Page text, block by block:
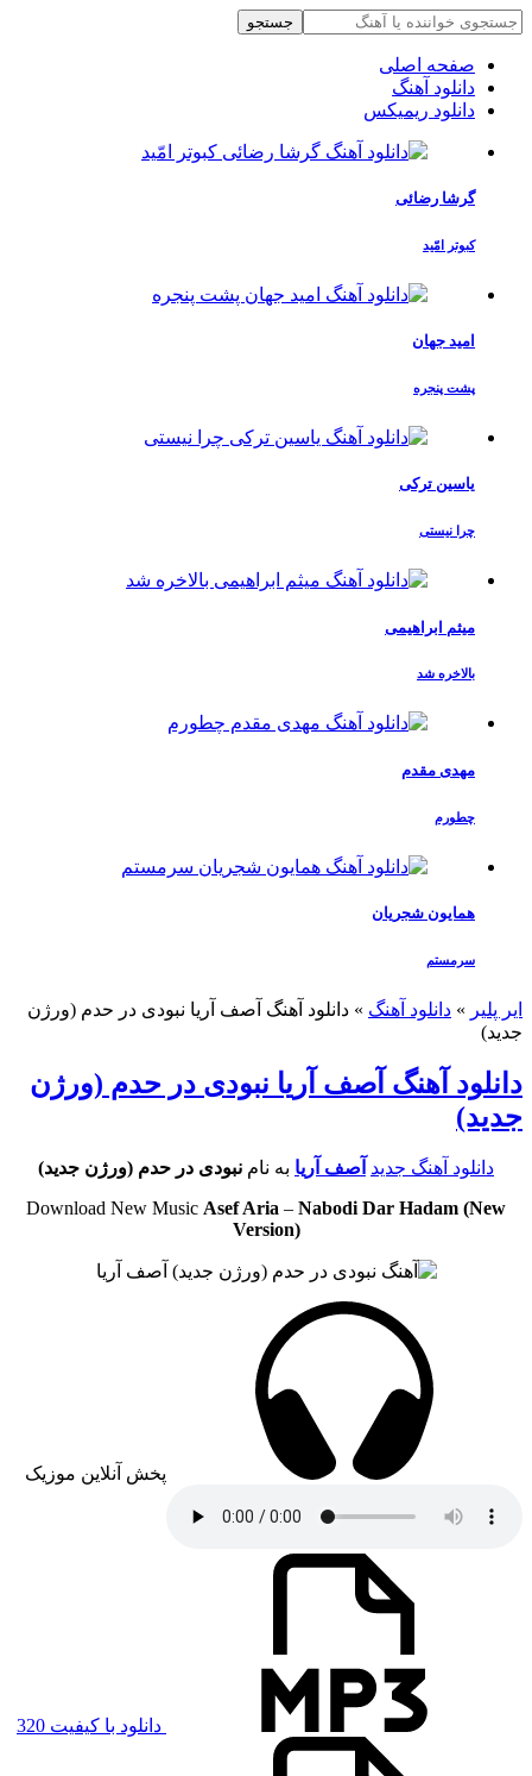
جستجو
صفحه اصلی
دانلود آهنگ
دانلود ریمیکس
گرشا رضائی
کبوتر امّید
امید جهان
پشت پنجره
یاسین ترکی
چرا نیستی
میثم ابراهیمی
بالاخره شد
مهدی مقدم
چطورم
همایون شجریان
سرمستم
ایر پلیر » دانلود آهنگ » دانلود آهنگ آصف آریا نبودی در حدم (ورژن
جدید)
دانلود آهنگ آصف آریا نبودی در حدم (ورژن
جدید)
دانلود آهنگ جدید آصف آریا به نام نبودی در حدم (ورژن جدید)
Download New Music Asef Aria – Nabodi Dar Hadam (New
Version)
پخش آنلاین موزیک
دانلود با کیفیت 320